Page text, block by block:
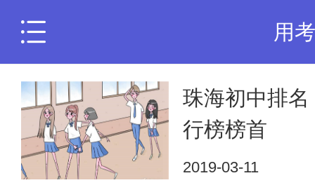
用
珠海初中排
行榜榜首
2019-03-11